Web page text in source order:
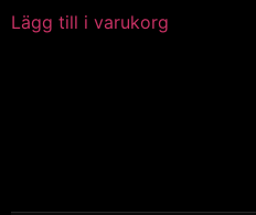
Lägg till i varukorg